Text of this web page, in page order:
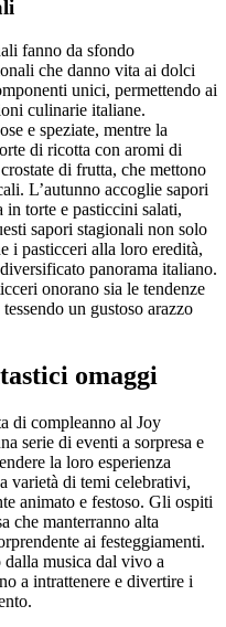
fanno da sfondo
che danno vita ai dolci
unici, permettendo ai
culinarie italiane.
e speziate, mentre la
di ricotta con aromi di
di frutta, che mettono
L’autunno accoglie sapori
in torte e pasticcini salati,
sapori stagionali non solo
i pasticceri alla loro eredità,
panorama italiano.
onorano sia le tendenze
un gustoso arazzo
omaggi
di compleanno al Joy
serie di eventi a sorpresa e
la loro esperienza
varietà di temi celebrativi,
animato e festoso. Gli ospiti
che manterranno alta
ai festeggiamenti.
dalla musica dal vivo a
a intrattenere e divertire i